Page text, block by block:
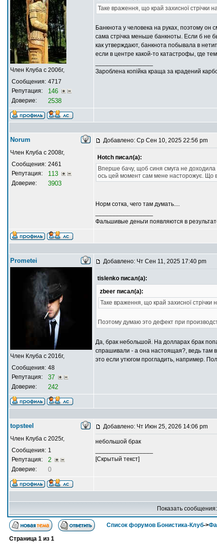
Член Клуба с 2006г,
Сообщения: 4717
Репутация:
146
Доверие: 2538
Таке враження, що край захисної стрічки
Банкнота у человека на руках, поэтому он
сама стрiчка меньше банкноты. Если б не
как утверждают, банкнота побывала в
если в центре какой-то катастрофы, где
Зароблена копійка краща за крадений
Norum
Член Клуба с 2008г,
Сообщения: 2461
Репутация:
113
Доверие: 3903
Добавлено: Ср Сен 10, 2025 22:56 pm
Hotch писал(а):
Вперше бачу, щоб синя смуга не доходила
ось цей момент сам мене насторожує. Що
Норм сотка, чего там думать....
Фальшивые деньги появляются в
Prometei
Член Клуба с 2016г,
Сообщения: 48
Репутация:
37
Доверие: 242
Добавлено: Чт Сен 11, 2025 17:40 pm
tislenko писал(а):
zbeer писал(а):
Таке враження, що край захисної
Поэтому думаю это дефект при
Да, брак небольшой. На долларах брак
спрашивали - а она настоящая?, ведь там
это если утюгом прогладить, например.
topsteel
Член Клуба с 2025г,
Сообщения: 1
Репутация:
2
Доверие: 0
Добавлено: Чт Июн 25, 2026 14:06 pm
небольшой брак
[Скрытый текст]
Показать
Список форумов Бонистика-Клуб->
Страница 1 из 1